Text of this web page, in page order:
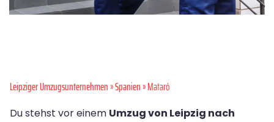
Leipziger Umzugsunternehmen»Spanien» Mataró
Du stehst vor einem Umzug von Leipzig nach